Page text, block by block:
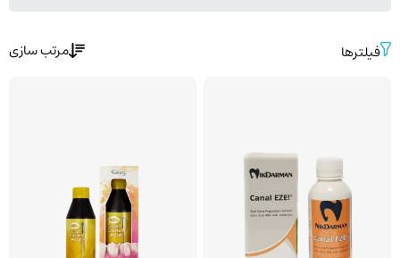
فیلترها مرتب سازی